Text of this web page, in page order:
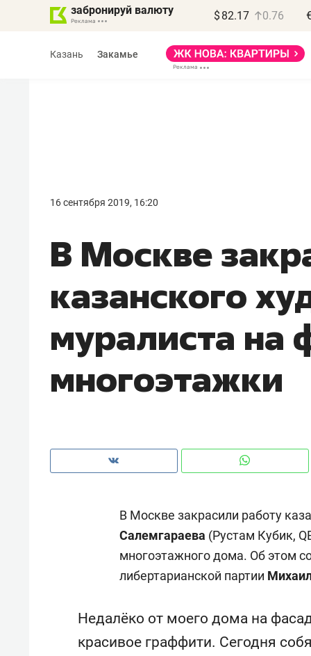
забронируй валюту $ 82.17 0.76
Казань Закамье
16 сентября 2019, 16:20
В Москве
казанского
муралиста на
многоэтажки
В Москве закрасили работу
Салемгараева (Рустам Кубик,
многоэтажного дома. Об этом
либертарианской партии
Недалёко от моего дома на
красивое граффити. Сегодня
правил, бизнес может
потерять минимум
Как бизнесу выйти на зарубежные
рынки, почему надо знать
чем интересен Оман?
Оставить шум за волной: как
ЖК «Заря»
когда
свою